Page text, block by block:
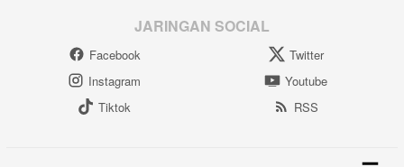
JARINGAN SOCIAL
Facebook
Twitter
Instagram
Youtube
Tiktok
RSS